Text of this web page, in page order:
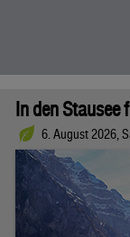
In den Stausee
6. August 2026,